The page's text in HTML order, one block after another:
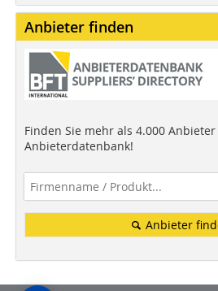
Anbieter finden
Finden Sie mehr als 4.000
Anbieterdatenbank!
Anbieter